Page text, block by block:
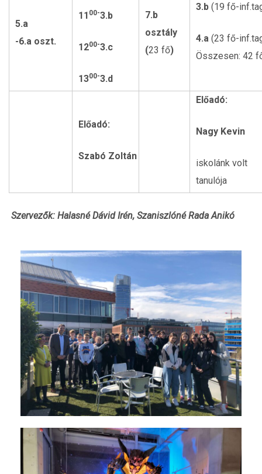
5.a
-6.a oszt.
11 00-3.b
1200-3.c
1300-3.d
7.b
osztály
(23 fő)
3.b (19 fő-
4.a (23 fő-
Összesen: 42
Előadó:
Szabó Zoltán
Előadó:
Nagy Kevin
iskolánk volt
tanulója
Szervezők: Halasné Dávid Irén, Szaniszlóné Rada Anikó